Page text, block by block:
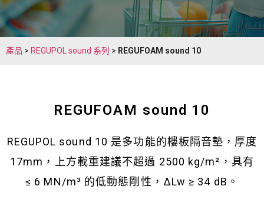
產品 > REGUPOL sound 系列 > REGUFOAM sound 10
REGUFOAM sound 10
REGUPOL sound 10 是多功能的樓板隔音墊，厚度
17mm，上方載重建議不超過 2500 kg/m²，具有
≤ 6 MN/m³ 的低動態剛性，∆Lw ≥ 34 dB。